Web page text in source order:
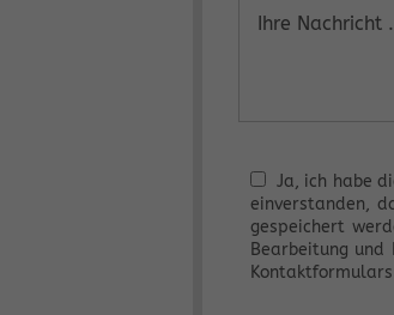
Ja, ich habe
einverstanden,
gespeichert
Bearbeitung